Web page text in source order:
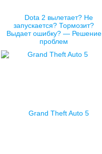
Dota 2 вылетает? Не
запускается? Тормозит?
Выдает ошибку? — Решение
проблем
Grand Theft Auto 5